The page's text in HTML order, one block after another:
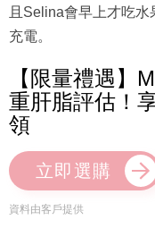
且Selina會早上才吃
充電。
【限量禮遇】
重肝脂評估！
領
立即選購
資料由客戶提供